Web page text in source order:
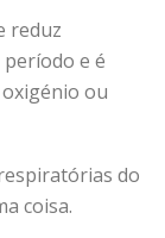
reduz
e é
ou
do
coisa.